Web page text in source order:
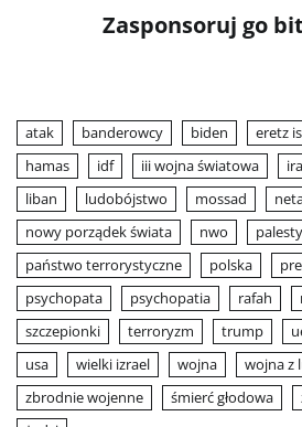
Zasponsoruj go
atak banderowcy biden eretz
hamas
idf iii wojna światowa
liban
ludobójstwo mossad
nowy porządek świata
nwo
państwo terrorystyczne
polska
psychopata
psychopatia rafah
szczepionki
terroryzm trump
usa
wielki izrael wojna wojna z
zbrodnie wojenne
śmierć głodowa